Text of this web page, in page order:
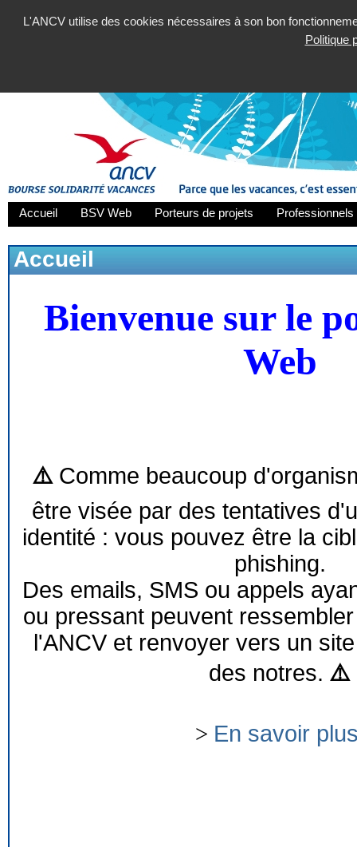
L'ANCV utilise des cookies nécessaires à son bon
Politique
Accueil BSV Web Porteurs de projets
Accueil
Bienvenue sur le
Web
⚠️ Comme beaucoup
être visée par des tentatives
identité : vous pouvez être la
phishing.
Des emails, SMS ou appels
ou pressant peuvent
l'ANCV et renvoyer vers un
des notres. ⚠️
> En savoir